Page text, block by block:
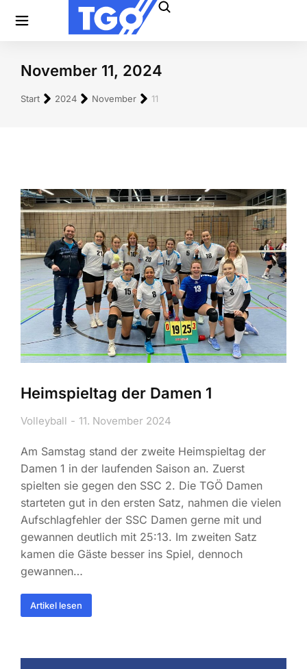
November 11, 2024
Sie befinden sich hier:
Start 2024 November 11
Heimspieltag der Damen 1
Volleyball 11. November 2024
Am Samstag stand der zweite Heimspieltag der
Damen 1 in der laufenden Saison an. Zuerst
spielten sie gegen den SSC 2. Die TGÖ Damen
starteten gut in den ersten Satz, nahmen die vielen
Aufschlagfehler der SSC Damen gerne mit und
gewannen deutlich mit 25:13. Im zweiten Satz
kamen die Gäste besser ins Spiel, dennoch
gewannen…
Artikel lesen